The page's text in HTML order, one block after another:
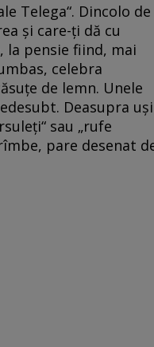
Telega“. Dincolo de
şi care-ţi dă cu
la pensie fiind, mai
celebra
de lemn. Unele
Deasupra
sau „rufe
pare desenat